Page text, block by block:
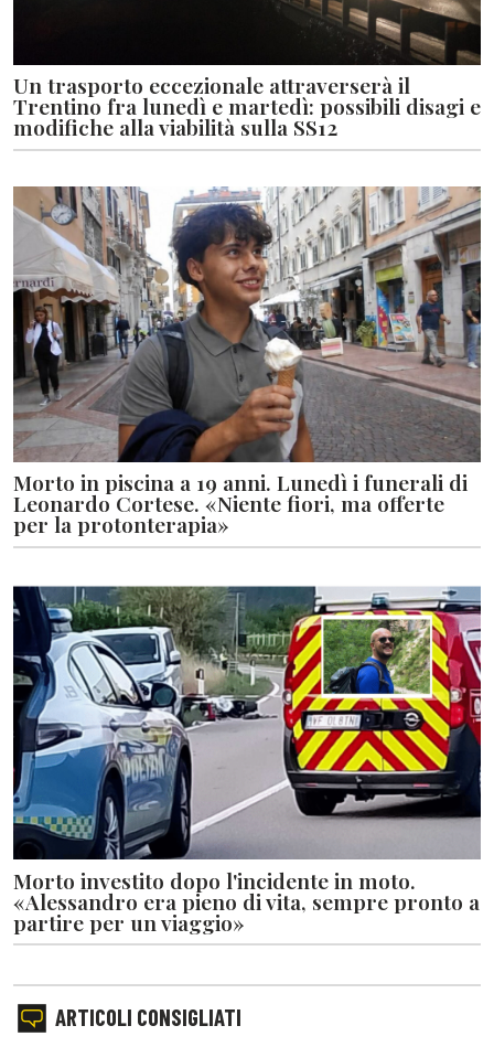
Un trasporto eccezionale attraverserà il
Trentino fra lunedì e martedì: possibili disagi e
modifiche alla viabilità sulla SS12
Morto in piscina a 19 anni. Lunedì i funerali di
Leonardo Cortese. «Niente fiori, ma offerte
per la protonterapia»
Morto investito dopo l'incidente in moto.
«Alessandro era pieno di vita, sempre pronto a
partire per un viaggio»
ARTICOLI CONSIGLIATI